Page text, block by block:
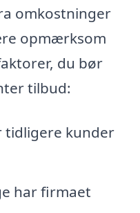
omkostninger
opmærksom
du bør
tilbud:
tidligere kunder
har firmaet